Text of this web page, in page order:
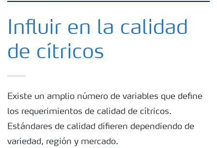
Fertilizantes
Portafolio de Agricultura Digital
Cultivos
Red de Distribuidores Ecuador
Influir en la calidad
de cítricos
Existe un amplio número de variables que define
los requerimientos de calidad de cítricos.
Estándares de calidad difieren dependiendo de
variedad, región y mercado.